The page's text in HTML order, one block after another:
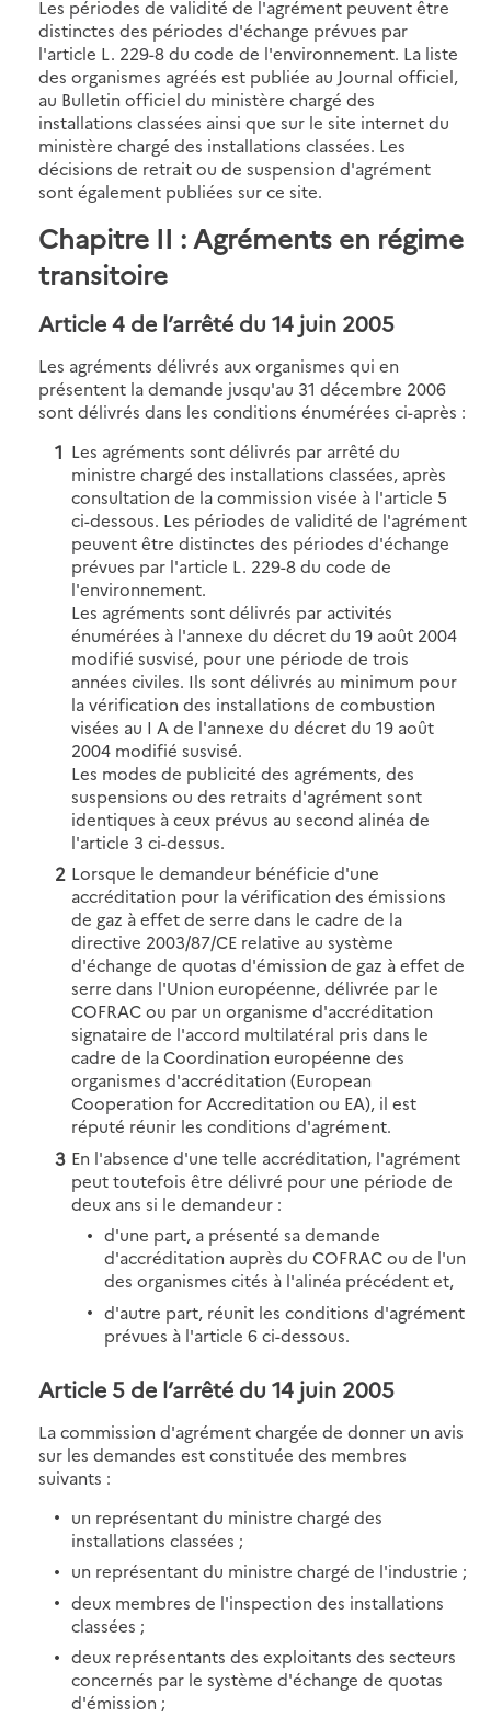
Les périodes de validité de l'agrément peuvent être
distinctes des périodes d'échange prévues par
l'article L. 229-8 du code de l'environnement. La liste
des organismes agréés est publiée au Journal officiel,
au Bulletin officiel du ministère chargé des
installations classées ainsi que sur le site internet du
ministère chargé des installations classées. Les
décisions de retrait ou de suspension d'agrément
sont également publiées sur ce site.
Chapitre II : Agréments en régime
transitoire
Article 4 de l’arrêté du 14 juin 2005
Les agréments délivrés aux organismes qui en
présentent la demande jusqu'au 31 décembre 2006
sont délivrés dans les conditions énumérées ci-après :
Les agréments sont délivrés par arrêté du
ministre chargé des installations classées, après
consultation de la commission visée à l'article 5
ci-dessous. Les périodes de validité de l'agrément
peuvent être distinctes des périodes d'échange
prévues par l'article L. 229-8 du code de
l'environnement.
Les agréments sont délivrés par activités
énumérées à l'annexe du décret du 19 août 2004
modifié susvisé, pour une période de trois
années civiles. Ils sont délivrés au minimum pour
la vérification des installations de combustion
visées au I A de l'annexe du décret du 19 août
2004 modifié susvisé.
Les modes de publicité des agréments, des
suspensions ou des retraits d'agrément sont
identiques à ceux prévus au second alinéa de
l'article 3 ci-dessus.
Lorsque le demandeur bénéficie d'une
accréditation pour la vérification des émissions
de gaz à effet de serre dans le cadre de la
directive 2003/87/CE relative au système
d'échange de quotas d'émission de gaz à effet de
serre dans l'Union européenne, délivrée par le
COFRAC ou par un organisme d'accréditation
signataire de l'accord multilatéral pris dans le
cadre de la Coordination européenne des
organismes d'accréditation (European
Cooperation for Accreditation ou EA), il est
réputé réunir les conditions d'agrément.
En l'absence d'une telle accréditation, l'agrément
peut toutefois être délivré pour une période de
deux ans si le demandeur :
d'une part, a présenté sa demande
d'accréditation auprès du COFRAC ou de l'un
des organismes cités à l'alinéa précédent et,
d'autre part, réunit les conditions d'agrément
prévues à l'article 6 ci-dessous.
Article 5 de l’arrêté du 14 juin 2005
La commission d'agrément chargée de donner un avis
sur les demandes est constituée des membres
suivants :
un représentant du ministre chargé des
installations classées ;
un représentant du ministre chargé de l'industrie ;
deux membres de l'inspection des installations
classées ;
deux représentants des exploitants des secteurs
concernés par le système d'échange de quotas
d'émission ;